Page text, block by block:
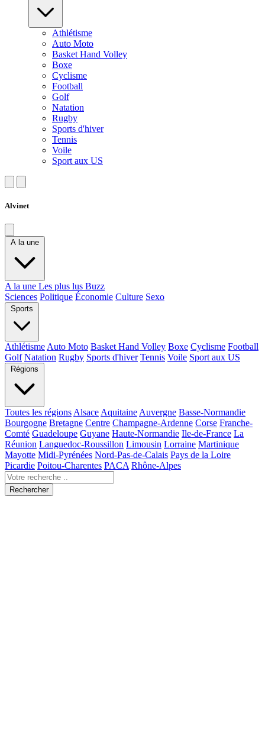
Athlétisme
Auto Moto
Basket Hand Volley
Boxe
Cyclisme
Football
Golf
Natation
Rugby
Sports d'hiver
Tennis
Voile
Sport aux US
Alvinet
A la une
A la une Les plus lus Buzz
Sciences Politique Économie Culture Sexo
Sports
Athlétisme Auto Moto Basket Hand Volley Boxe Cyclisme Football
Golf Natation Rugby Sports d'hiver Tennis Voile Sport aux US
Régions
Toutes les régions Alsace Aquitaine Auvergne Basse-Normandie
Bourgogne Bretagne Centre Champagne-Ardenne Corse Franche-
Comté Guadeloupe Guyane Haute-Normandie Ile-de-France La
Réunion Languedoc-Roussillon Limousin Lorraine Martinique
Mayotte Midi-Pyrénées Nord-Pas-de-Calais Pays de la Loire
Picardie Poitou-Charentes PACA Rhône-Alpes
Rechercher